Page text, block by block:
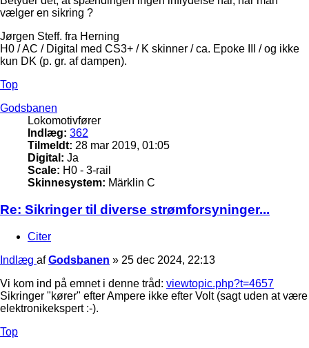
vælger en sikring ?
Jørgen Steff. fra Herning
H0 / AC / Digital med CS3+ / K skinner / ca. Epoke III / og ikke
kun DK (p. gr. af dampen).
Top
Godsbanen
Lokomotivfører
Indlæg: 362
Tilmeldt: 28 mar 2019, 01:05
Digital: Ja
Scale: H0 - 3-rail
Skinnesystem: Märklin C
Re: Sikringer til diverse strømforsyninger...
Citer
Indlæg afGodsbanen » 25 dec 2024, 22:13
Vi kom ind på emnet i denne tråd: viewtopic.php?t=4657
Sikringer "kører" efter Ampere ikke efter Volt (sagt uden at være
elektronikekspert :-).
Top